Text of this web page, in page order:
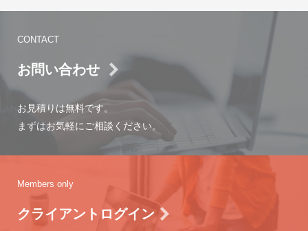
CONTACT
お問い合わせ
お見積りは無料です。
まずはお気軽にご相談ください。
Members only
クライアントログイン